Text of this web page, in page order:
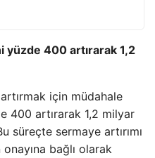
yüzde 400 artırarak 1,2
için müdahale
400 artırarak 1,2 milyar
süreçte sermaye artırımı
bağlı olarak